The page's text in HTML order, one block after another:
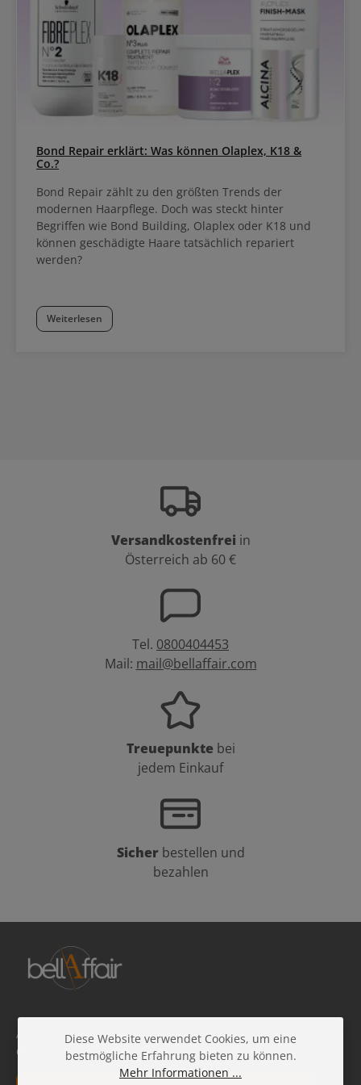
Bond Repair erklärt: Was können Olaplex, K18 &
Co.?
Bond Repair zählt zu den größten Trends der
modernen Haarpflege. Doch was steckt hinter
Begriffen wie Bond Building, Olaplex oder K18 und
können geschädigte Haare tatsächlich repariert
werden?
Weiterlesen
Versandkostenfrei in
Österreich ab 60 €
Tel. 0800404453
Mail: mail@bellaffair.com
Treuepunkte bei
jedem Einkauf
Sicher bestellen und
bezahlen
Abonniere den kostenlosen Beauty-Newsletter und sichere
dir 10 % Rabatt auf deine nächste Bestellung!
E-Mail-Adresse*
Diese Website verwendet Cookies, um eine
bestmögliche Erfahrung bieten zu können.
Mehr Informationen ...